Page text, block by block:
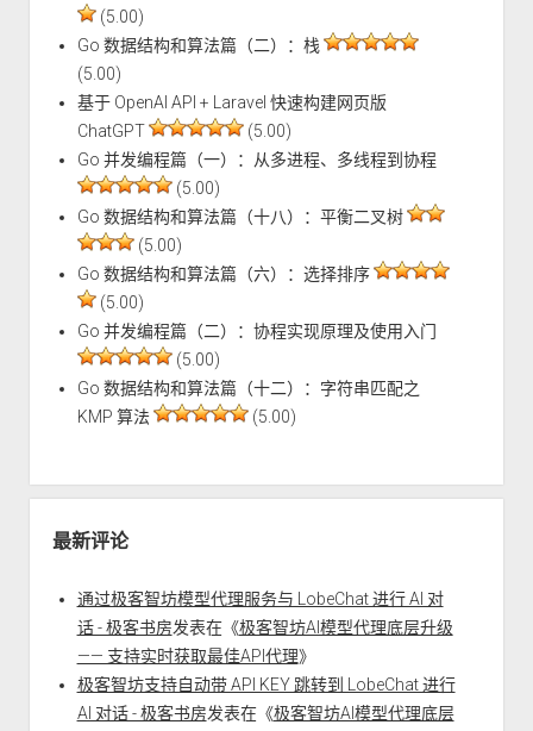
(5.00)
Go 数据结构和算法篇（二）：栈
(5.00)
基于 OpenAI API + Laravel 快速构建网页版
ChatGPT
(5.00)
Go 并发编程篇（一）：从多进程、多线程到协程
(5.00)
Go 数据结构和算法篇（十八）：平衡二叉树
(5.00)
Go 数据结构和算法篇（六）：选择排序
(5.00)
Go 并发编程篇（二）：协程实现原理及使用入门
(5.00)
Go 数据结构和算法篇（十二）：字符串匹配之
KMP 算法
(5.00)
最新评论
通过极客智坊模型代理服务与 LobeChat 进行 AI 对
话 - 极客书房发表在《极客智坊AI模型代理底层升级
—— 支持实时获取最佳API代理》
极客智坊支持自动带 API KEY 跳转到 LobeChat 进行
AI 对话 - 极客书房发表在《极客智坊AI模型代理底层